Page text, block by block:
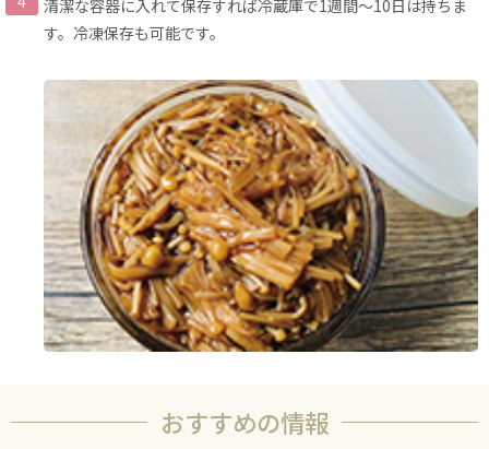
清潔な容器に入れて保存すれば冷蔵庫で1週間〜10日は持ちま
す。冷凍保存も可能です。
おすすめの情報